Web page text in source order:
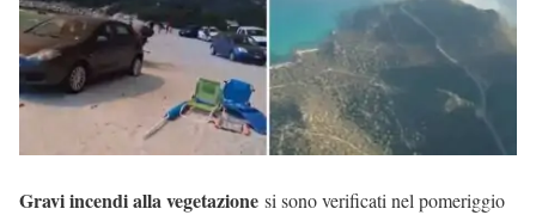
Gravi incendi alla vegetazione si sono verificati nel pomeriggio